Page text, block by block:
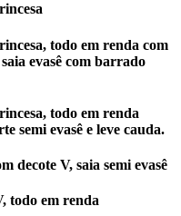
todo em renda com
evasê com barrado
todo em renda
semi evasê e leve cauda.
decote V, saia semi evasê
todo em renda